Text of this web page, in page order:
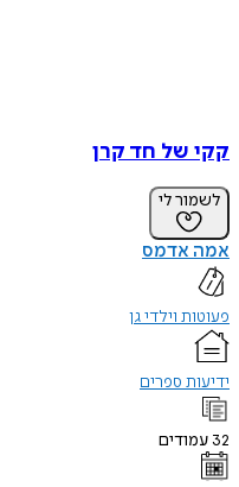
קקי של חד קרן
לשמור לי
אמה אדמס
פעוטות וילדי גן
ידיעות ספרים
32 עמודים